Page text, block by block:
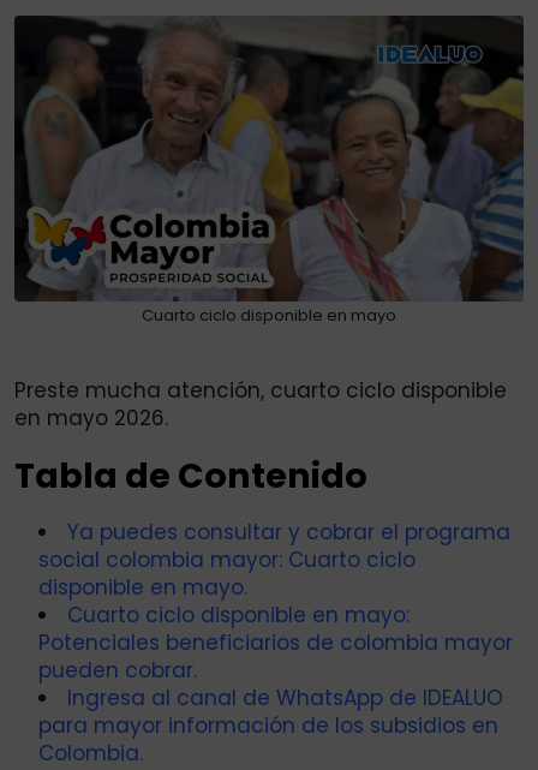
Cuarto ciclo disponible en mayo
Preste mucha atención, cuarto ciclo disponible
en mayo 2026.
Tabla de Contenido
Ya puedes consultar y cobrar el programa
social colombia mayor: Cuarto ciclo
disponible en mayo.
Cuarto ciclo disponible en mayo:
Potenciales beneficiarios de colombia mayor
pueden cobrar.
Ingresa al canal de WhatsApp de IDEALUO
para mayor información de los subsidios en
Colombia.